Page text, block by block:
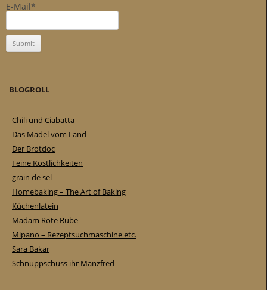
E-Mail*
BLOGROLL
Chili und Ciabatta
Das Mädel vom Land
Der Brotdoc
Feine Köstlichkeiten
grain de sel
Homebaking – The Art of Baking
Küchenlatein
Madam Rote Rübe
Mipano – Rezeptsuchmaschine etc.
Sara Bakar
Schnuppschüss ihr Manzfred